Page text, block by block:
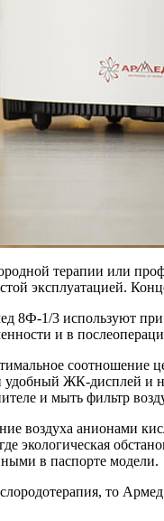
терапии или
эксплуатацией.
8Ф-1/3 используют
и в
соотношение
удобный ЖК-дисплей и
и мыть фильтр
воздуха анионами
в паспорте модели.
то